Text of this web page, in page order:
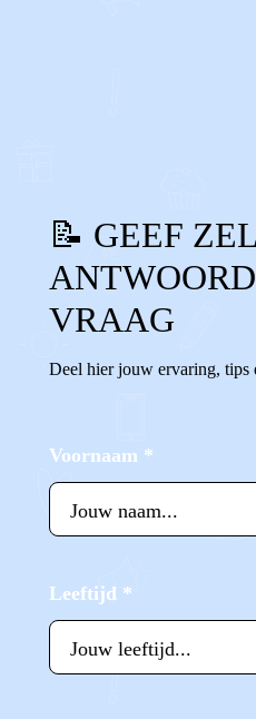
📝 GEEF
VRAAG
Deel hier jouw ervaring, tips
Voornaam *
Leeftijd *